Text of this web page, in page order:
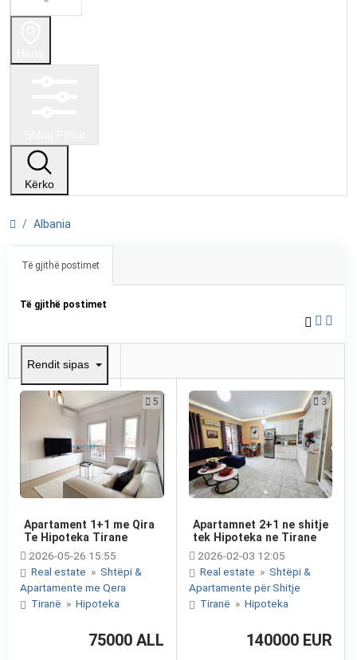
Kërko
Albania
Të gjithë postimet
Të gjithë postimet
Rendit sipas
5
Apartament 1+1 me Qira
Te Hipoteka Tirane
2026-05-26 15:55
Real estate » Shtëpi &
Apartamente me Qera
Tiranë » Hipoteka
75000 ALL
3
Apartamnet 2+1 ne shitje
tek Hipoteka ne Tirane
2026-02-03 12:05
Real estate » Shtëpi &
Apartamente për Shitje
Tiranë » Hipoteka
140000 EUR